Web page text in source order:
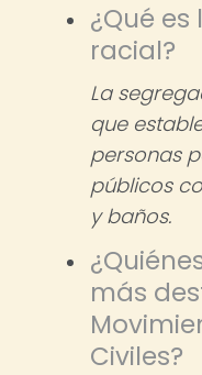
¿Qué
racial?
La
que
personas
públicos
y baños.
más
Civiles?